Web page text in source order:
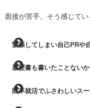
面接が苦手。そう感じてい
緊張してしまい自己PRや
履歴書も書いたことない
既卒就活でふさわしいス